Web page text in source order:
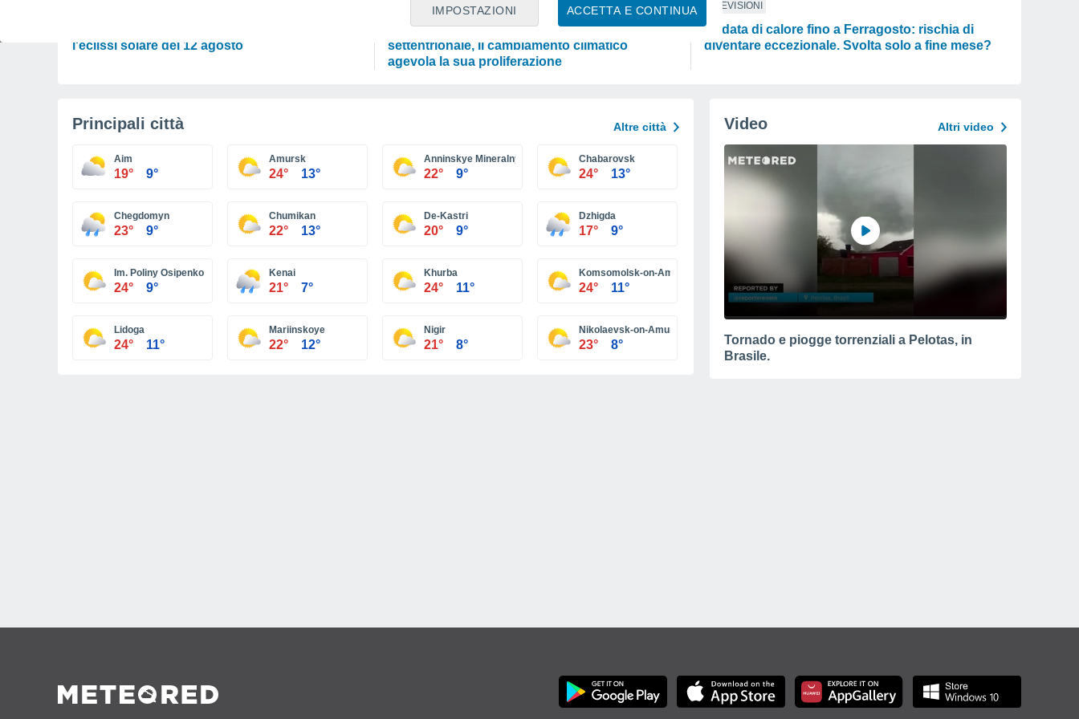
ACCETTA E CONTINUA
IMPOSTAZIONI
l'eclissi solare del 12 agosto
SCIENZA
La zanzara tigre alla conquista dell’Europa
settentrionale, il cambiamento climatico
agevola la sua proliferazione
PREVISIONI
Ondata di calore fino a Ferragosto: rischia di
diventare eccezionale. Svolta solo a fine mese?
Principali città Altre città
Aim
19° 9°
Amursk
24° 13°
Anninskye Mineralnye Vody
22° 9°
Chabarovsk
24° 13°
Chegdomyn
23° 9°
Chumikan
22° 13°
De-Kastri
20° 9°
Dzhigda
17° 9°
Im. Poliny Osipenko
24° 9°
Kenai
21° 7°
Khurba
24° 11°
Komsomolsk-on-Amur
24° 11°
Lidoga
24° 11°
Mariinskoye
22° 12°
Nigir
21° 8°
Nikolaevsk-on-Amur
23° 8°
Video Altri video
Tornado e piogge torrenziali a Pelotas, in
Brasile.